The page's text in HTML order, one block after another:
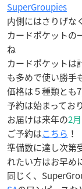
SuperGroupies
内側にはさりげな
カードポケットの
ね
カードポケットは
も多めで使い勝手
価格は５種類とも
予約は始まっており
お届けは来年の2
ご予約はこちら ！
準備数に達し次第
れたい方はお早め
同じく、